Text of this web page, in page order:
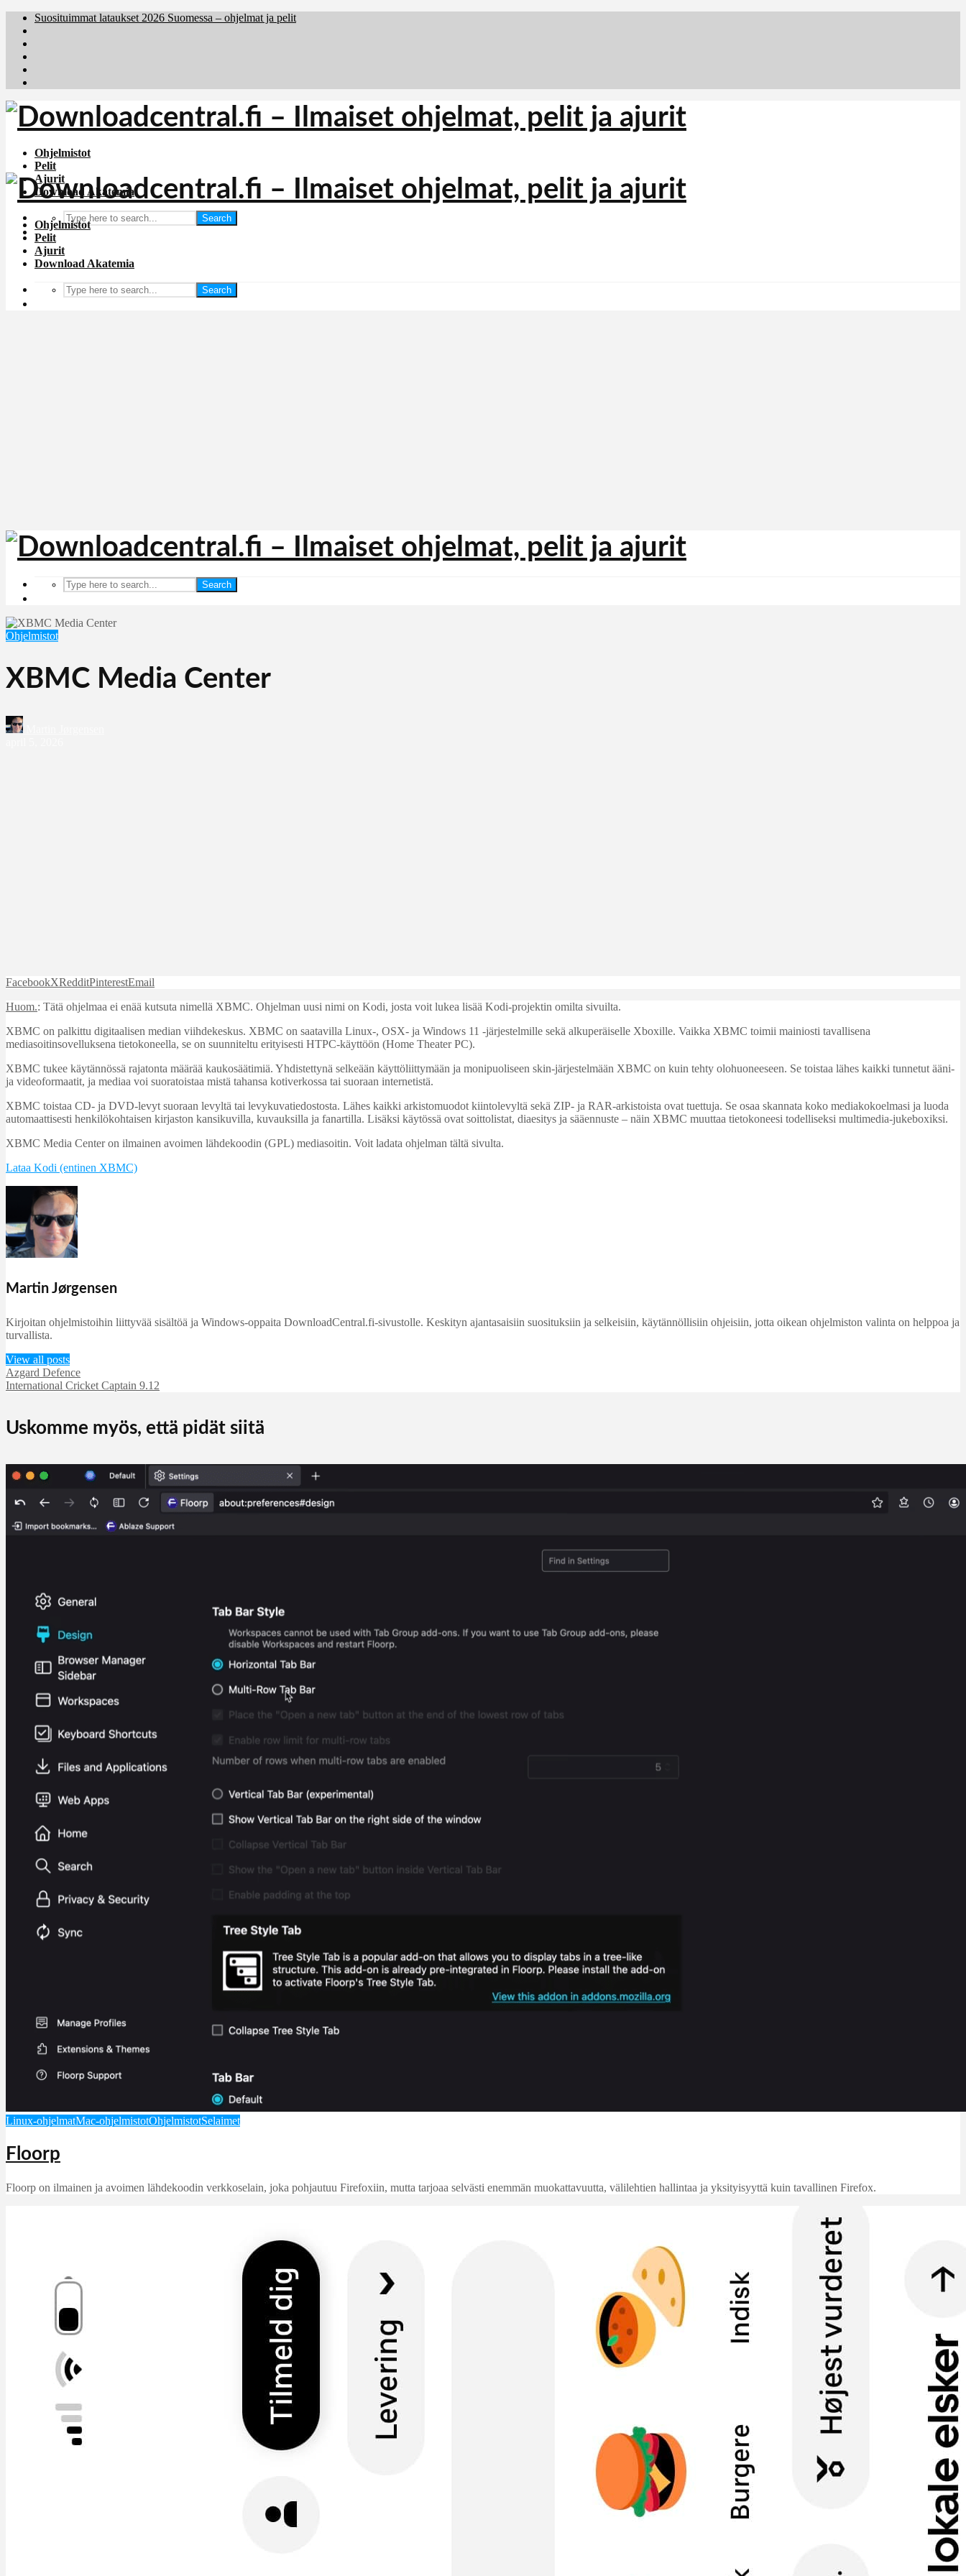
Suosituimmat lataukset 2026 Suomessa – ohjelmat ja pelit
Ohjelmistot
Pelit
Ajurit
Download Akatemia
Search
Ohjelmistot
Pelit
Ajurit
Download Akatemia
Search
Search
Ohjelmistot
XBMC Media Center
FacebookXRedditPinterestEmail
Huom.: Tätä ohjelmaa ei enää kutsuta nimellä XBMC. Ohjelman uusi nimi on Kodi, josta voit lukea lisää Kodi-projektin omilta sivuilta.
XBMC on palkittu digitaalisen median viihdekeskus. XBMC on saatavilla Linux-, OSX- ja Windows 11 -järjestelmille sekä alkuperäiselle Xboxille. Vaikka XBMC toimii mainiosti tavallisena
mediasoitinsovelluksena tietokoneella, se on suunniteltu erityisesti HTPC-käyttöön (Home Theater PC).
XBMC tukee käytännössä rajatonta määrää kaukosäätimiä. Yhdistettynä selkeään käyttöliittymään ja monipuoliseen skin-järjestelmään XBMC on kuin tehty olohuoneeseen. Se toistaa lähes kaikki tunnetut ääni-
ja videoformaatit, ja mediaa voi suoratoistaa mistä tahansa kotiverkossa tai suoraan internetistä.
XBMC toistaa CD- ja DVD-levyt suoraan levyltä tai levykuvatiedostosta. Lähes kaikki arkistomuodot kiintolevyltä sekä ZIP- ja RAR-arkistoista ovat tuettuja. Se osaa skannata koko mediakokoelmasi ja luoda
automaattisesti henkilökohtaisen kirjaston kansikuvilla, kuvauksilla ja fanartilla. Lisäksi käytössä ovat soittolistat, diaesitys ja sääennuste – näin XBMC muuttaa tietokoneesi todelliseksi multimedia-jukeboxiksi.
XBMC Media Center on ilmainen avoimen lähdekoodin (GPL) mediasoitin. Voit ladata ohjelman tältä sivulta.
Lataa Kodi (entinen XBMC)
Martin Jørgensen
Kirjoitan ohjelmistoihin liittyvää sisältöä ja Windows-oppaita DownloadCentral.fi-sivustolle. Keskityn ajantasaisiin suosituksiin ja selkeisiin, käytännöllisiin ohjeisiin, jotta oikean ohjelmiston valinta on helppoa ja
turvallista.
View all posts
Azgard Defence
International Cricket Captain 9.12
Uskomme myös, että pidät siitä
Linux-ohjelmatMac-ohjelmistotOhjelmistotSelaimet
Floorp
Floorp on ilmainen ja avoimen lähdekoodin verkkoselain, joka pohjautuu Firefoxiin, mutta tarjoaa selvästi enemmän muokattavuutta, välilehtien hallintaa ja yksityisyyttä kuin tavallinen Firefox.